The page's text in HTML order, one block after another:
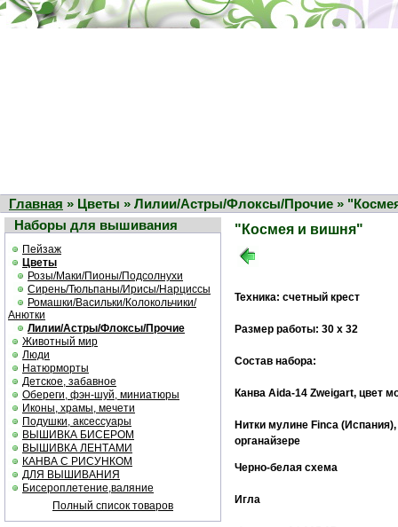
Главная » Цветы » Лилии/Астры/Флоксы/Прочие »
Наборы для вышивания
Пейзаж
Цветы
Розы/Маки/Пионы/Подсолнухи
Сирень/Тюльпаны/Ирисы/Нарциссы
Ромашки/Васильки/Колокольчики/
Анютки
Лилии/Астры/Флоксы/Прочие
Животный мир
Люди
Натюрморты
Детское, забавное
Обереги, фэн-шуй, миниатюры
Иконы, храмы, мечети
Подушки, аксессуары
ВЫШИВКА БИСЕРОМ
ВЫШИВКА ЛЕНТАМИ
КАНВА С РИСУНКОМ
ДЛЯ ВЫШИВАНИЯ
Бисероплетение,валяние
Полный список товаров
"Космея и вишня"
Техника: счетный крест
Размер работы: 30 х 32
Состав набора:
Канва Aida-14 Zweigart, цвет
Нитки мулине Finca
органайзере
Черно-белая cхема
Игла